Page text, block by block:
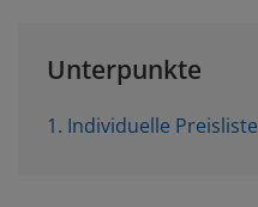
Unterpunkte
1. Individuelle Preisliste